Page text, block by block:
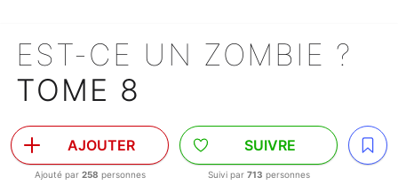
EST-CE UN ZOMBIE ?
TOME 8
AJOUTER
Ajouté par 258 personnes
SUIVRE
Suivi par 713 personnes